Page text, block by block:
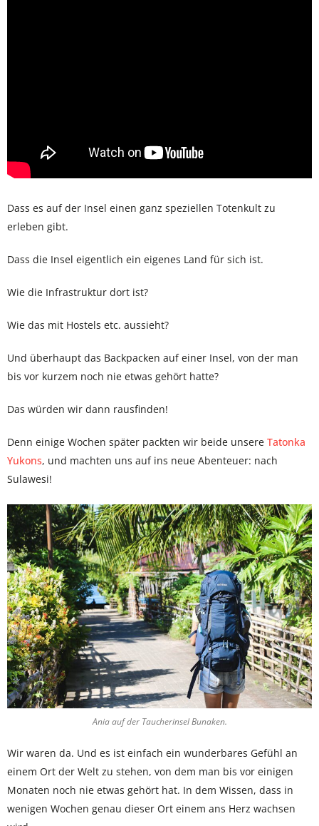
Dass es auf der Insel einen ganz speziellen Totenkult zu
erleben gibt.
Dass die Insel eigentlich ein eigenes Land für sich ist.
Wie die Infrastruktur dort ist?
Wie das mit Hostels etc. aussieht?
Und überhaupt das Backpacken auf einer Insel, von der man
bis vor kurzem noch nie etwas gehört hatte?
Das würden wir dann rausfinden!
Denn einige Wochen später packten wir beide unsere Tatonka
Yukons, und machten uns auf ins neue Abenteuer: nach
Sulawesi!
Ania auf der Taucherinsel Bunaken.
Wir waren da. Und es ist einfach ein wunderbares Gefühl an
einem Ort der Welt zu stehen, von dem man bis vor einigen
Monaten noch nie etwas gehört hat. In dem Wissen, dass in
wenigen Wochen genau dieser Ort einem ans Herz wachsen